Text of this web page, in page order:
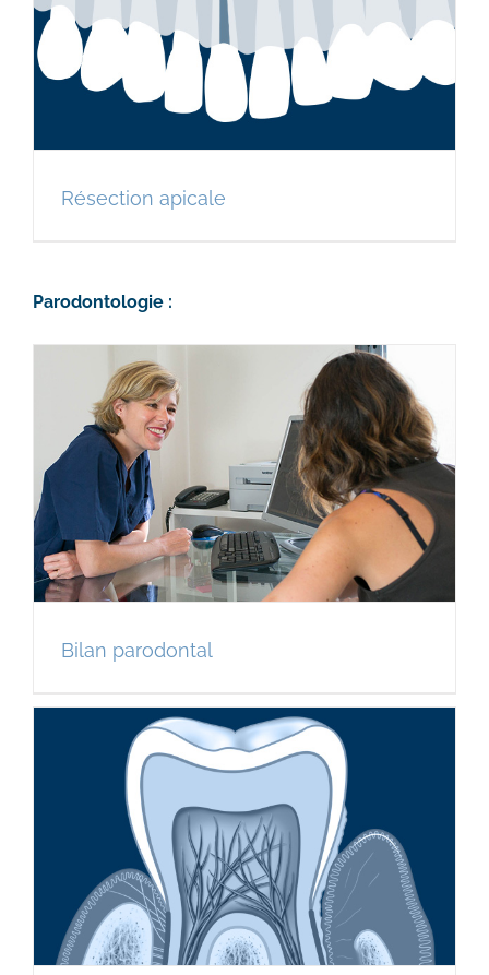
Résection apicale
Parodontologie :
Bilan parodontal